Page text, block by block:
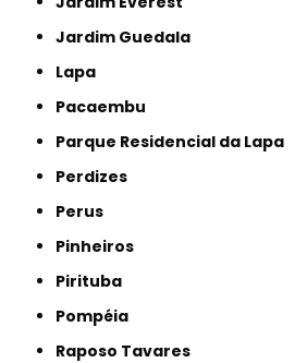
Jardim Guedala
Lapa
Pacaembu
Parque Residencial da Lapa
Perdizes
Perus
Pinheiros
Pirituba
Pompéia
Raposo Tavares